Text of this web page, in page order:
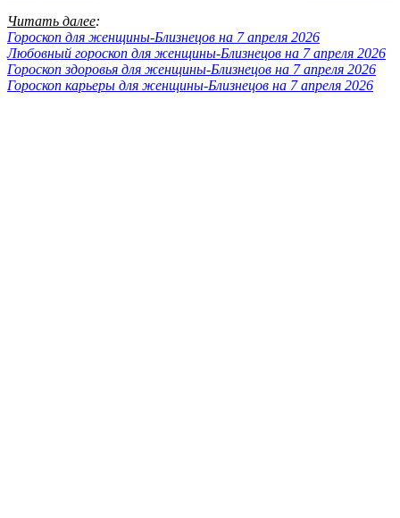
Читать далее:
Гороскоп для женщины-Близнецов на 7 апреля 2026
Любовный гороскоп для женщины-Близнецов на 7 апреля 2026
Гороскоп здоровья для женщины-Близнецов на 7 апреля 2026
Гороскоп карьеры для женщины-Близнецов на 7 апреля 2026